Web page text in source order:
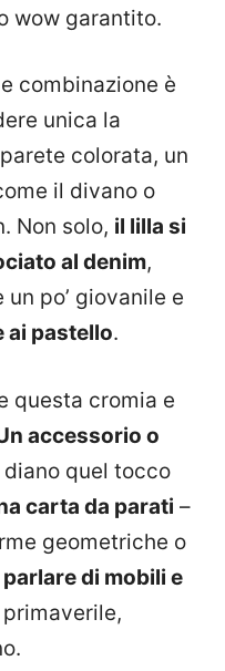
wow garantito.
combinazione è
unica la
colorata, un
il divano o
Non solo, il lilla si
al denim,
po’ giovanile e
ai pastello.
questa cromia e
accessorio o
diano quel tocco
carta da parati –
geometriche o
di mobili e